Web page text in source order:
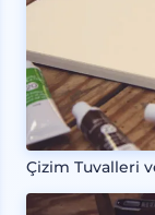
Çizim Tuvalleri